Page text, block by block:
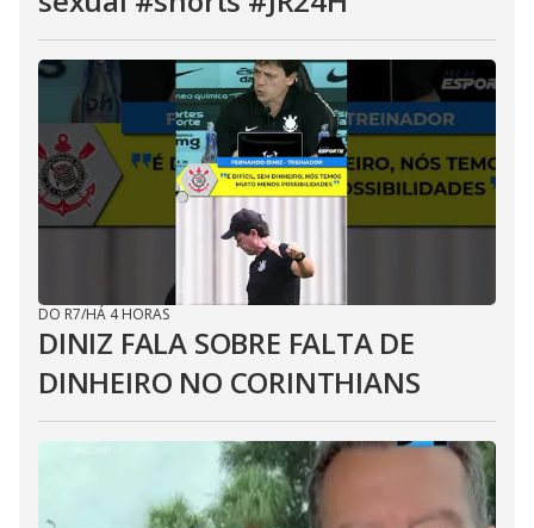
DO R7/HÁ 4 HORAS
DINIZ FALA SOBRE FALTA DE
DINHEIRO NO CORINTHIANS